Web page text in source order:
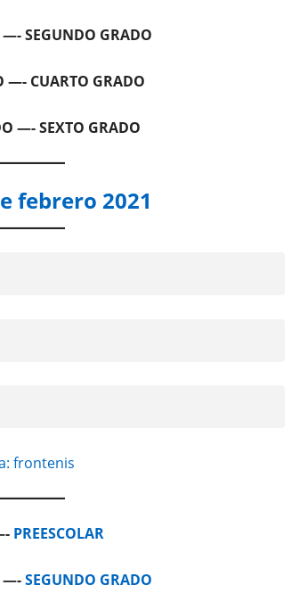
SEGUNDO GRADO
—- CUARTO GRADO
—- SEXTO GRADO
febrero 2021
frontenis
PREESCOLAR
—-SEGUNDO GRADO